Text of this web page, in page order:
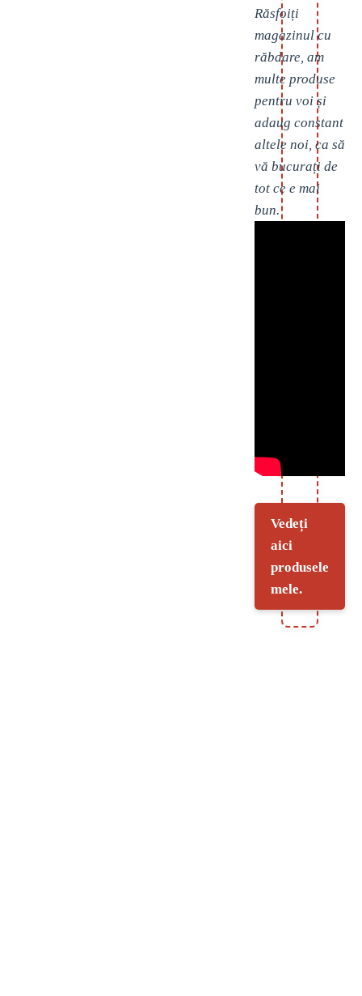
Răsfoiți
magazinul cu
răbdare, am
multe produse
pentru voi și
adaug constant
altele noi, ca să
vă bucurați de
tot ce e mai
bun.
Vedeți
aici
produsele
mele.